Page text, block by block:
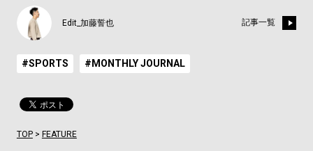
Edit_加藤誓也 記事一覧
#SPORTS #MONTHLY JOURNAL
TOP> FEATURE